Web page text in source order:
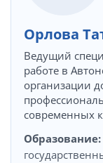
Орлова
Ведущий
работе в
организации
современных
Образование: